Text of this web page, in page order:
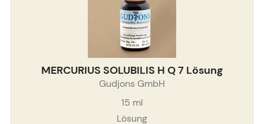
MERCURIUS SOLUBILIS H Q 7 Lösung
Gudjons GmbH
15 ml
Lösung